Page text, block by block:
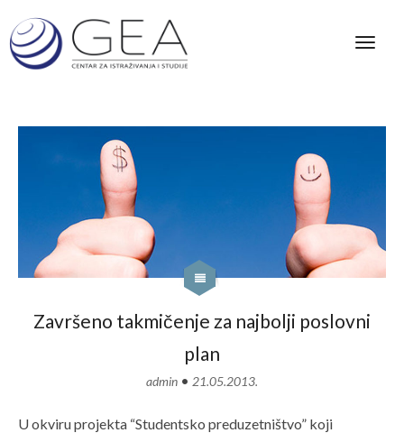
Završeno takmičenje za najbolji poslovni
plan
admin • 21.05.2013.
U okviru projekta “Studentsko preduzetništvo” koji